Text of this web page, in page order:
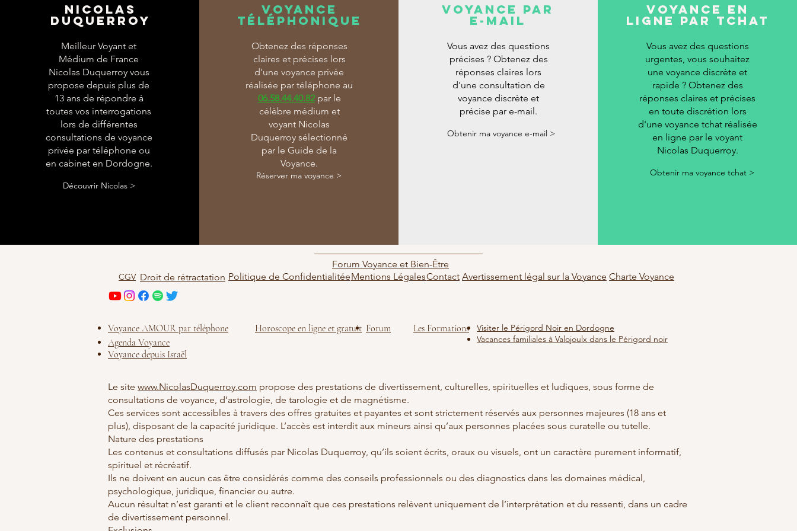
Nicolas
Duquerroy
Meilleur Voyant et
Médium de France
Nicolas Duquerroy vous
propose depuis plus de
13 ans de répondre à
toutes vos interrogations
lors de différentes
consultations de voyance
privée par téléphone ou
en cabinet en Dordogne.
Découvrir Nicolas >
Voyance
téléphonique
Obtenez des réponses
claires et précises lors
d'une voyance privée
réalisée par téléphone au
06.58.44.40.82par le
célèbre médium et
voyant Nicolas
Duquerroy sélectionné
par le Guide de la
Voyance.
Réserver ma voyance >
Voyance par
e-mail
Vous avez des questions
précises ? Obtenez des
réponses claires lors
d'une consultation de
voyance discrète et
précise par e-mail.
Obtenir ma voyance e-mail >
Voyance en
ligne par tchat
Vous avez des questions
urgentes, vous souhaitez
une voyance discrète et
rapide ? Obtenez des
réponses claires et précises
en toute discrétion lors
d'une voyance tchat réalisée
en ligne par le voyant
Nicolas Duquerroy.
Obtenir ma voyance tchat >
Forum Voyance et Bien-Être
CGV Droit de rétractation Politique de ConfidentialitéeMentions LégalesContact Avertissement légal sur la Voyance Charte Voyance
Voyance AMOUR par téléphone Horoscope en ligne et gratuit Forum Les Formations
Visiter le Périgord Noir en Dordogne
Vacances familiales à Valojoulx dans le Périgord noir
Agenda Voyance
Voyance depuis Israël
Le site www.NicolasDuquerroy.com propose des prestations de divertissement, culturelles, spirituelles et ludiques, sous forme de
consultations de voyance, d’astrologie, de tarologie et de magnétisme.
Ces services sont accessibles à travers des offres gratuites et payantes et sont strictement réservés aux personnes majeures (18 ans et
plus), disposant de la capacité juridique. L’accès est interdit aux mineurs ainsi qu’aux personnes placées sous curatelle ou tutelle.
Nature des prestations
Les contenus et consultations diffusés par Nicolas Duquerroy, qu’ils soient écrits, oraux ou visuels, ont un caractère purement informatif,
spirituel et récréatif.
Ils ne doivent en aucun cas être considérés comme des conseils professionnels ou des diagnostics dans les domaines médical,
psychologique, juridique, financier ou autre.
Aucun résultat n’est garanti et le client reconnaît que ces prestations relèvent uniquement de l’interprétation et du ressenti, dans un cadre
de divertissement personnel.